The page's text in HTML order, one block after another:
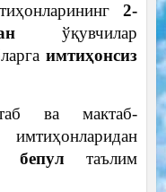
2-
ўқувчилар
имтиҳонсиз
ва мактаб-
бепултаълим